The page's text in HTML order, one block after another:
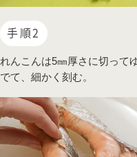
手順2
れんこんは5㎜厚さに切って
でて、細かく刻む。